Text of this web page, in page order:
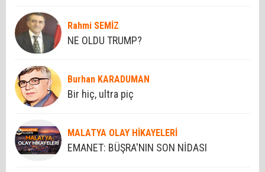
Rahmi SEMİZ
NE OLDU TRUMP?
Burhan KARADUMAN
Bir hiç, ultra piç
MALATYA OLAY HİKAYELERİ
EMANET: BÜŞRA'NIN SON NİDASI